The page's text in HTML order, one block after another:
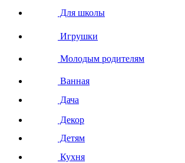
Для школы
Игрушки
Молодым родителям
Ванная
Дача
Декор
Детям
Кухня